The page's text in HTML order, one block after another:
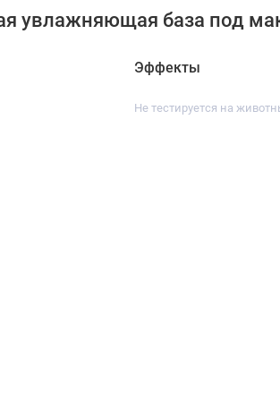
увлажняющая база под
Эффекты
Не тестируется на